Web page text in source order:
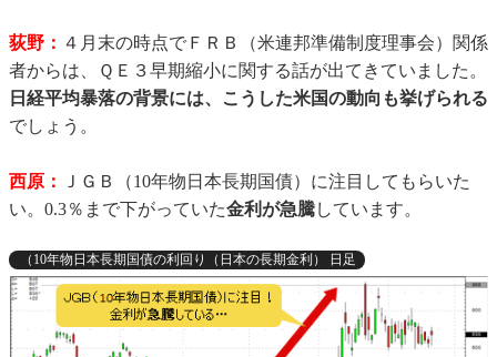
荻野： ４月末の時点でＦＲＢ（米連邦準備制度理事会）関係
者からは、ＱＥ３早期縮小に関する話が出てきていました。
日経平均暴落の背景には、こうした米国の動向も挙げられる
でしょう。
西原：
ＪＧＢ（10年物日本長期国債）に注目してもらいた
い。0.3％まで下がっていた金利が急騰しています。
（10年物日本長期国債の利回り（日本の長期金利） 日足